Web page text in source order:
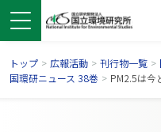
トップ > 広報活動 > 刊行物一覧 >
国環研ニュース 38巻 > PM2.5は今